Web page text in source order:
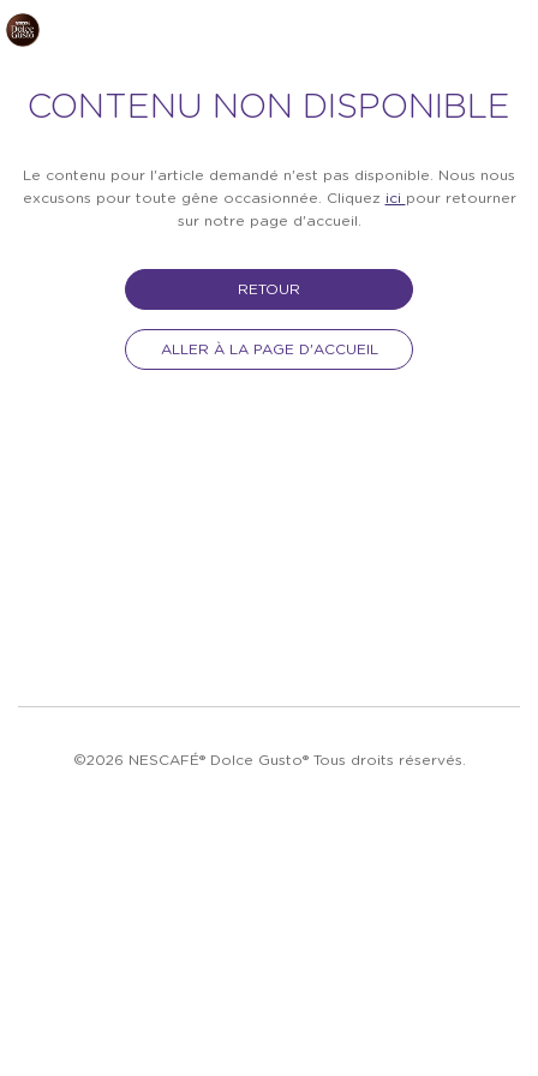
CONTENU NON DISPONIBLE
Le contenu pour l'article demandé n'est pas disponible. Nous nous
excusons pour toute gêne occasionnée. Cliquez ici pour retourner
sur notre page d'accueil.
RETOUR
ALLER À LA PAGE D'ACCUEIL
©2026 NESCAFÉ® Dolce Gusto® Tous droits réservés.